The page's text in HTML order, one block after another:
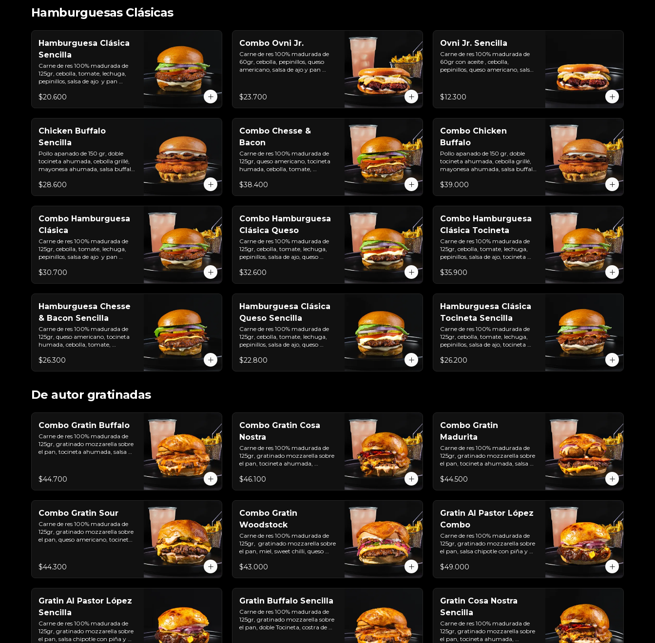
Hamburguesas Clásicas
Hamburguesa Clásica
Sencilla
Carne de res 100% madurada de
125gr, cebolla, tomate, lechuga,
pepinillos, salsa de ajo  y pan
$20.600
Combo Ovni Jr.
Carne de res 100% madurada de
60gr, cebolla, pepinillos, queso
americano, salsa de ajo y pan
$23.700
Ovni Jr. Sencilla
Carne de res 100% madurada de
60gr con aceite , cebolla,
pepinillos, queso americano, salsa
$12.300
Chicken Buffalo
Sencilla
Pollo apanado de 150 gr, doble
tocineta ahumada, cebolla grillé,
mayonesa ahumada, salsa buffalo
cheddar y pan brioche sellado.
$28.600
Combo Chesse &
Bacon
Carne de res 100% madurada de
125gr, queso americano, tocineta
humada, cebolla, tomate,
pan brioche sellado + papas +
$38.400
Combo Chicken
Buffalo
Pollo apanado de 150 gr, doble
tocineta ahumada, cebolla grillé,
mayonesa ahumada, salsa buffalo
cheddar y pan brioche sellado +
$39.000
Combo Hamburguesa
Clásica
Carne de res 100% madurada de
125gr, cebolla, tomate, lechuga,
pepinillos, salsa de ajo  y pan
de la casa
$30.700
Combo Hamburguesa
Clásica Queso
Carne de res 100% madurada de
125gr, cebolla, tomate, lechuga,
pepinillos, salsa de ajo, queso
papas + bebida de la casa
$32.600
Combo Hamburguesa
Clásica Tocineta
Carne de res 100% madurada de
125gr, cebolla, tomate, lechuga,
pepinillos, salsa de ajo, tocineta
papas + bebida de la casa
$35.900
Hamburguesa Chesse
& Bacon Sencilla
Carne de res 100% madurada de
125gr, queso americano, tocineta
humada, cebolla, tomate,
pan brioche sellado
$26.300
Hamburguesa Clásica
Queso Sencilla
Carne de res 100% madurada de
125gr, cebolla, tomate, lechuga,
pepinillos, salsa de ajo, queso
$22.800
Hamburguesa Clásica
Tocineta Sencilla
Carne de res 100% madurada de
125gr, cebolla, tomate, lechuga,
pepinillos, salsa de ajo, tocineta
$26.200
De autor gratinadas
Combo Gratin Buffalo
Carne de res 100% madurada de
125gr, gratinado mozzarella sobre
el pan, tocineta ahumada, salsa de
cebolla morada, sour cream de
sriracha levemente picante y pan
brioche sellado + papas + bebida
de la casa
$44.700
Combo Gratin Cosa
Nostra
Carne de res 100% madurada de
125gr, gratinado mozzarella sobre
el pan, tocineta ahumada,
cheddar, cebolla crocante,
sellado + papas + bebida de la casa
$46.100
Combo Gratin
Madurita
Carne de res 100% madurada de
125gr, gratinado mozzarella sobre
el pan, tocineta ahumada, salsa de
apanados en panko, encurtido de
brioche sellado + papas + bebida
de la casa
$44.500
Combo Gratin Sour
Carne de res 100% madurada de
125gr, gratinado mozzarella sobre
el pan, queso americano, tocineta
salsa rosada de pepinillos y pan
brioche sellado + papas + bebida
de la casa
$44.300
Combo Gratin
Woodstock
Carne de res 100% madurada de
125gr,  gratinado mozzarella sobre
el pan, miel, sweet chilli, queso
crocante, encurtido de cebolla,
$43.000
Gratin Al Pastor López
Combo
Carne de res 100% madurada de
125gr, gratinado mozzarella sobre
el pan, salsa chipotle con piña y
tostada de maíz crujiente, cilantro,
papas + bebida de la casa
$49.000
Gratin Al Pastor López
Sencilla
Carne de res 100% madurada de
125gr, gratinado mozzarella sobre
el pan, salsa chipotle con piña y
Gratin Buffalo Sencilla
Carne de res 100% madurada de
125gr, gratinado mozzarella sobre
el pan, doble Tocineta, costra de
Gratin Cosa Nostra
Sencilla
Carne de res 100% madurada de
125gr, gratinado mozzarella sobre
el pan, tocineta ahumada,